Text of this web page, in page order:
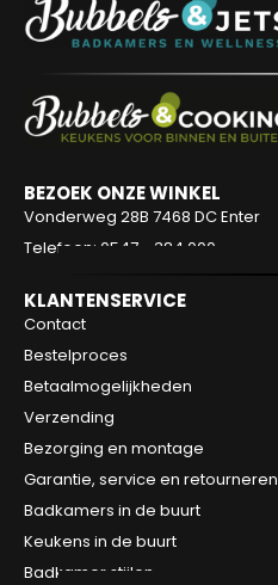
BEZOEK ONZE WINKEL
Vonderweg 28B 7468 DC Enter
Telefoon: 0547 - 384 000
KLANTENSERVICE
Contact
Bestelproces
Betaalmogelijkheden
Verzending
Bezorging en montage
Garantie, service en retourneren
Badkamers in de buurt
Keukens in de buurt
Badkamer stijlen